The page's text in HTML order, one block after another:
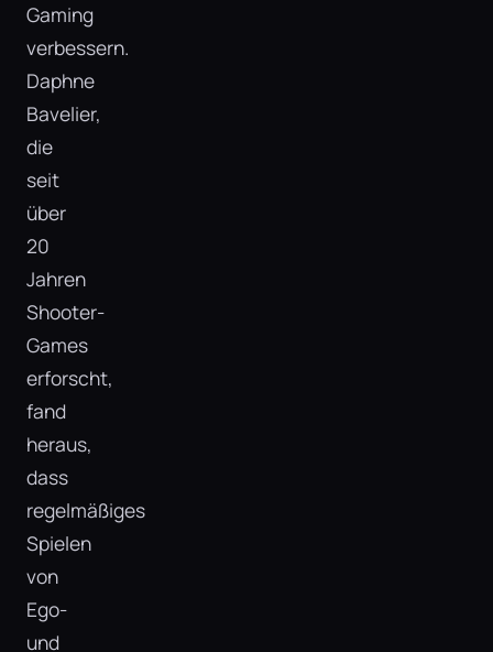
Gaming
verbessern.
Daphne
Bavelier,
die
seit
über
20
Jahren
Shooter-
Games
erforscht,
fand
heraus,
dass
regelmäßiges
Spielen
von
Ego-
und